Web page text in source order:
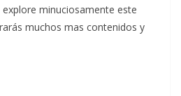
minuciosamente este
muchos mas contenidos y